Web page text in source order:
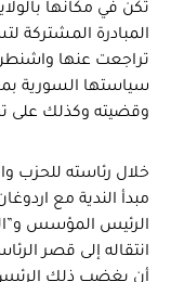
تكن في مكانها
المبادرة المشتركة
تراجعت عنها
سياستها السورية
وقضيته وكذلك على
خلال رئاسته للحزب
مبدأ الندية مع
الرئيس المؤسس
انتقاله إلى قصر